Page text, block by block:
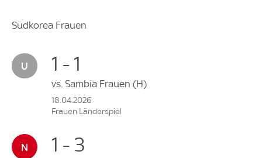
Südkorea Frauen
1 - 1
vs. Sambia Frauen (H)
18.04.2026
Frauen Länderspiel
1 - 3